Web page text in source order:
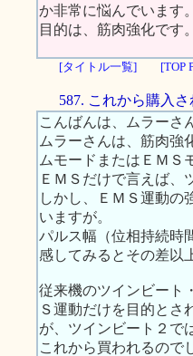
か非常に悩んでいます。
目的は、筋肉強化です
[タイトル一覧] [TOP
587. これから購入
こんばんは、ムラーさ
ムラーさんは、筋肉強
ムモードまたはＥＭＳ
ＥＭＳだけで言えば、
しかし、ＥＭＳ運動の
いますが。
パルス幅（位相持続時
感してみるとその差以
従来機のツインビート
Ｓ運動だけを目的とさ
が、ツインビート２で
これから買われるので